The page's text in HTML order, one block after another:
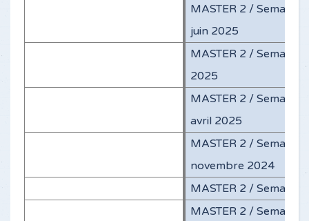
MASTER 2 /
juin 2025
MASTER 2 /
2025
MASTER 2 /
avril 2025
MASTER 2 /
novembre 2024
MASTER 2 /
MASTER 2 / Semaine